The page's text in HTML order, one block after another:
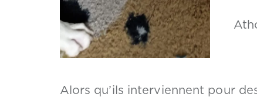
Alors qu’ils interviennent pour